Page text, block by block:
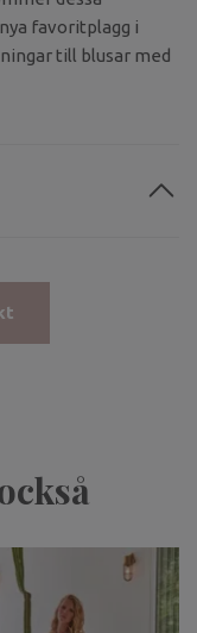
favoritplagg i
till blusar med